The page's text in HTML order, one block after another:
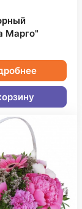
Марго"